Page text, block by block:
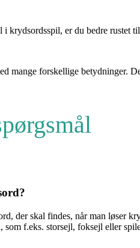
krydsordsspil, er du bedre rustet
mange forskellige betydninger.
der skal findes, når man løser
som f.eks. storsejl, foksejl eller